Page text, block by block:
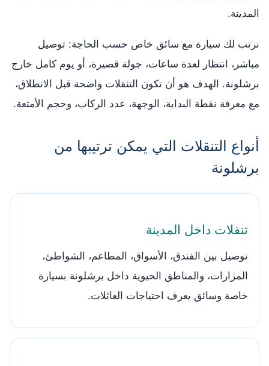
المدينة.
نرتب لك سيارة مع سائق خاص حسب الحاجة: توصيل
مباشر، انتظار لعدة ساعات، جولة قصيرة، أو يوم كامل خارج
برشلونة. الهدف هو أن تكون التنقلات واضحة قبل الانطلاق،
مع معرفة نقطة البداية، الوجهة، عدد الركاب، وحجم الأمتعة.
أنواع التنقلات التي يمكن ترتيبها من
برشلونة
تنقلات داخل المدينة
توصيل بين الفندق، الأسواق، المطاعم، الشواطئ،
المزارات، والمناطق الحيوية داخل برشلونة بسيارة
خاصة وسائق يعرف احتياجات العائلات.